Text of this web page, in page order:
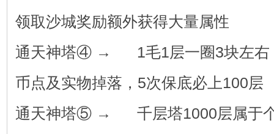
领取沙城奖励额外获得大量属性
通天神塔④ → 1毛1层一圈3块左右
币点及实物掉落，5次保底必上100层
通天神塔⑤ → 千层塔1000层属于个